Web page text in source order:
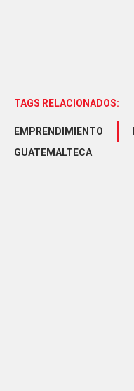
TAGS RELACIONADOS:
EMPRENDIMIENTO
GUATEMALTECA